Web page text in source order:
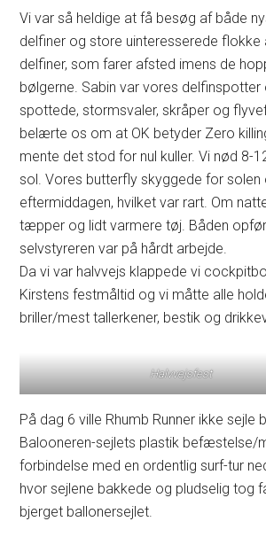
Vi var så heldige at få besøg af både
delfiner og store uinteresserede flokke
delfiner, som farer afsted imens de
bølgerne. Sabin var vores delfinspotter
spottede, stormsvaler, skråper og
belærte os om at OK betyder Zero
mente det stod for nul kuller. Vi nød 8-
sol. Vores butterfly skyggede for solen
eftermiddagen, hvilket var rart. Om
tæpper og lidt varmere tøj. Båden
selvstyreren var på hårdt arbejde.
Da vi var halvvejs klappede vi
Kirstens festmåltid og vi måtte alle
briller/mest tallerkener, bestik og
Halvvejsfest
På dag 6 ville Rhumb Runner ikke sejle
Balooneren-sejlets plastik befæstelse/
forbindelse med en ordentlig surf-tur
hvor sejlene bakkede og pludselig tog
bjerget ballonersejlet.